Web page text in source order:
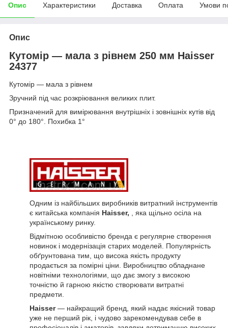
Опис Характеристики Доставка Оплата Умови
Опис
Кутомір — мала з рівнем 250 мм Haisser
24377
Кутомір — мала з рівнем
Зручний під час розкріювання великих плит.
Призначений для вимірювання внутрішніх і зовнішніх кутів від
0° до 180°. Похибка 1°
Одним із найбільших виробників витратний інструментів
є китайська компанія Haisser, , яка щільно осіла на
українському ринку.
Відмітною особливістю бренда є регулярне створення
новинок і модернізація старих моделей. Популярність
обґрунтована тим, що висока якість продукту
продається за помірні ціни. Виробництво обладнане
новітніми технологіями, що дає змогу з високою
точністю й гарною якістю створювати витратні
предмети.
Haisser— найкращий бренд, який надає якісний товар
уже не перший рік, і чудово зарекомендував себе в